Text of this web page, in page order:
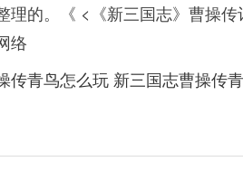
理的。《 <《新三国志》曹操
络
传青鸟怎么玩 新三国志曹操传